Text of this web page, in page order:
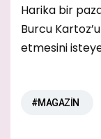
Harika bir
Burcu
etmesini
#MAGAZİN